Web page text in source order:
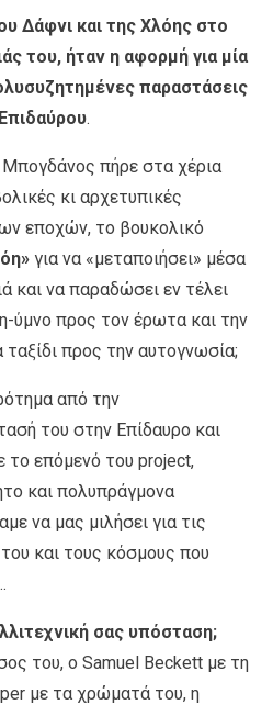
Δάφνι και της Χλόης στο
του, ήταν η αφορμή για μία
παραστάσεις
.
πήρε στα χέρια
κι αρχετυπικές
εποχών, το βουκολικό
για να «μεταποιήσει» μέσα
και να παραδώσει εν τέλει
ύμνο προς τον έρωτα και την
προς την αυτογνωσία;
από την
του στην Επίδαυρο και
το επόμενό του project,
και πολυπράγμονα
να μας μιλήσει για τις
και τους κόσμους που
σας υπόσταση;
του, ο Samuel Beckett με τη
με τα χρώματά του, η